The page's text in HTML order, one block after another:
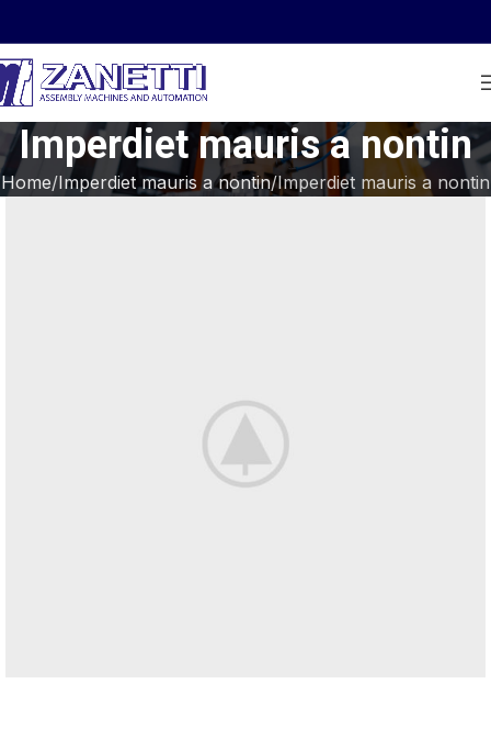
Imperdiet mauris a nontin
Home Imperdiet mauris a nontin Imperdiet mauris a nontin